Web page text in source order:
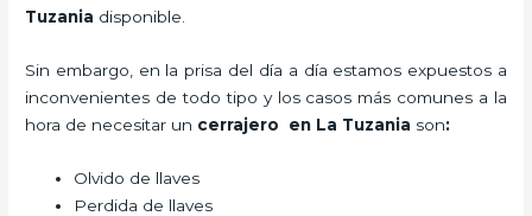
Tuzania disponible.
Sin embargo, en la prisa del día a día estamos expuestos a
inconvenientes de todo tipo y los casos más comunes a la
hora de necesitar un cerrajero en La Tuzania son:
Olvido de llaves
Perdida de llaves